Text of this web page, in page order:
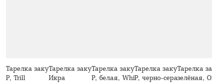
Тарелка закусочная, 21 см, стекло
Р, Trill
Тарелка закусочная, 20 см, пепел,
Икра
Тарелка закусочная, 23 см, фарфор
P, белая, White Basics
Тарелка закусочная, 20
P, черно-серая, в
Тарелка
зелёная,